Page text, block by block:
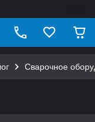
Сварочное